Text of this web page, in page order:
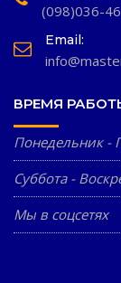
(098)036-
Email:
ВРЕМЯ
Понедельник -
Суббота -
Мы в соцсетях